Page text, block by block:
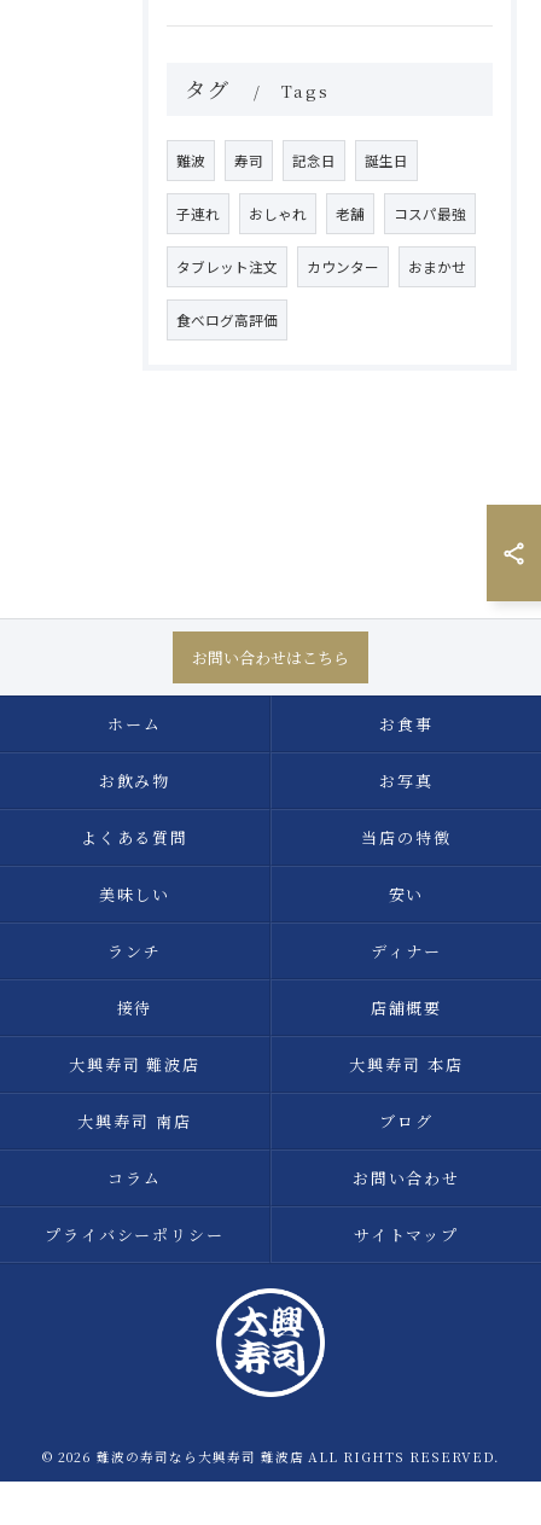
タグ Tags
難波 寿司 記念日 誕生日
子連れ おしゃれ 老舗 コスパ最強
タブレット注文 カウンター おまかせ
食べログ高評価
お問い合わせはこちら
ホーム お食事
お飲み物 お写真
よくある質問 当店の特徴
美味しい 安い
ランチ ディナー
接待 店舗概要
大興寿司 難波店 大興寿司 本店
大興寿司 南店 ブログ
コラム お問い合わせ
プライバシーポリシー サイトマップ
© 2026 難波の寿司なら大興寿司 難波店 ALL RIGHTS RESERVED.